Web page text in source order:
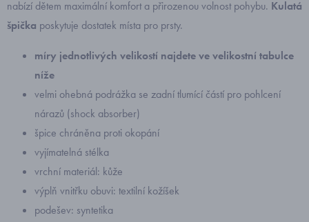
nabízí dětem maximální komfort a přirozenou volnost pohybu. Kulatá
špička poskytuje dostatek místa pro prsty.
míry jednotlivých velikostí najdete ve velikostní tabulce
níže
velmi ohebná podrážka se zadní tlumící částí pro pohlcení
nárazů (shock absorber)
špice chráněna proti okopání
vyjímatelná stélka
vrchní materiál: kůže
výplň vnitřku obuvi: textilní kožíšek
podešev: syntetika